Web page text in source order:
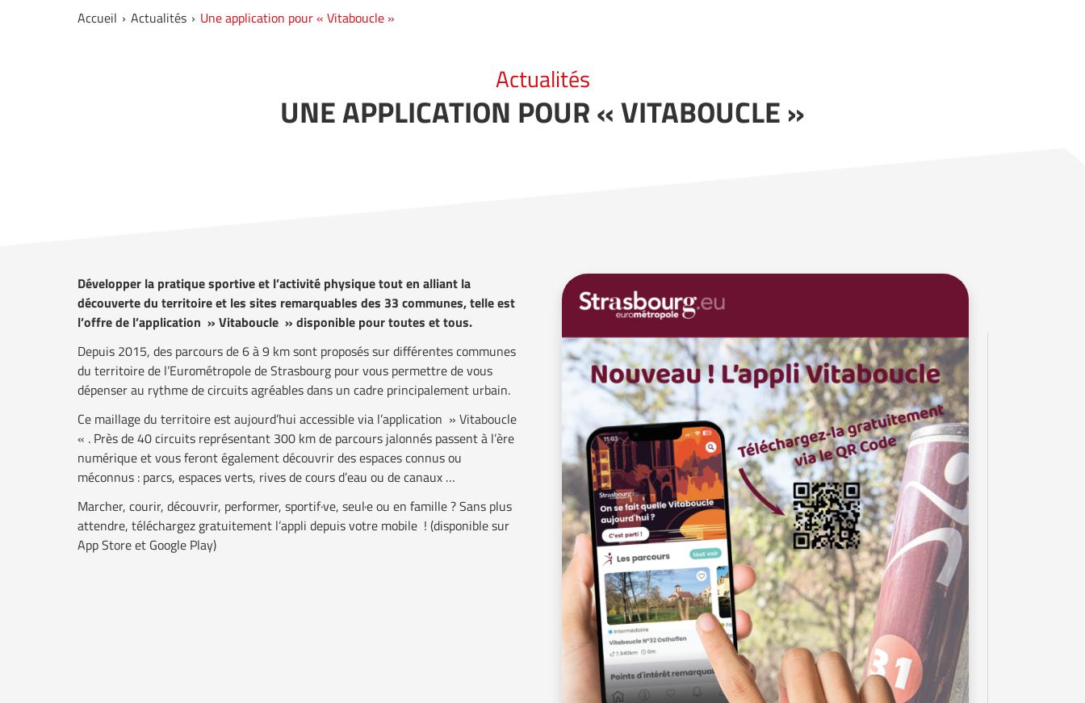
Accueil Actualités Une application pour « Vitaboucle »
Actualités
UNE APPLICATION POUR « VITABOUCLE »
Développer la pratique sportive et l’activité physique tout en alliant la
découverte du territoire et les sites remarquables des 33 communes, telle est
l’offre de l’application » Vitaboucle » disponible pour toutes et tous.
Depuis 2015, des parcours de 6 à 9 km sont proposés sur différentes communes
du territoire de l’Eurométropole de Strasbourg pour vous permettre de vous
dépenser au rythme de circuits agréables dans un cadre principalement urbain.
Ce maillage du territoire est aujourd’hui accessible via l’application » Vitaboucle
« . Près de 40 circuits représentant 300 km de parcours jalonnés passent à l’ère
numérique et vous feront également découvrir des espaces connus ou
méconnus : parcs, espaces verts, rives de cours d’eau ou de canaux …
Marcher, courir, découvrir, performer, sportif·ve, seul·e ou en famille ? Sans plus
attendre, téléchargez gratuitement l’appli depuis votre mobile ! (disponible sur
App Store et Google Play)